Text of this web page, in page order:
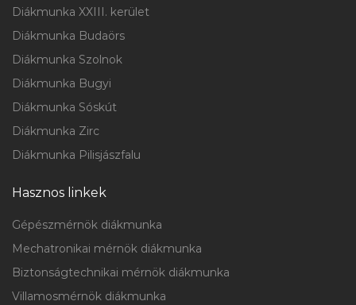
Diákmunka XXIII. kerület
Diákmunka Budaörs
Diákmunka Szolnok
Diákmunka Bugyi
Diákmunka Sóskút
Diákmunka Zirc
Diákmunka Pilisjászfalu
Hasznos linkek
Gépészmérnök diákmunka
Mechatronikai mérnök diákmunka
Biztonságtechnikai mérnök diákmunka
Villamosmérnök diákmunka